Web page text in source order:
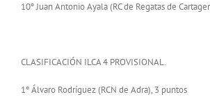
10º Juan Antonio Ayala (RC de Regatas de
CLASIFICACIÓN ILCA 4 PROVISIONAL.
1º Álvaro Rodríguez (RCN de Adra), 3 puntos